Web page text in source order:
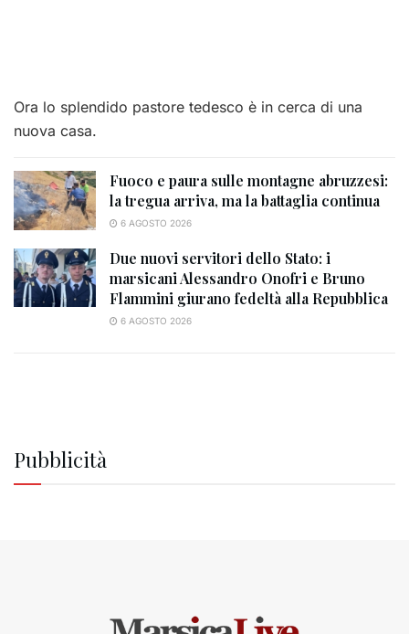
Ora lo splendido pastore tedesco è in cerca di una
nuova casa.
Fuoco e paura sulle montagne abruzzesi:
la tregua arriva, ma la battaglia continua
6 AGOSTO 2026
Due nuovi servitori dello Stato: i
marsicani Alessandro Onofri e Bruno
Flammini giurano fedeltà alla Repubblica
6 AGOSTO 2026
Pubblicità